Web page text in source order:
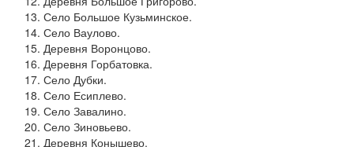
Село Большое Кузьминское.
Село Ваулово.
Деревня Воронцово.
Деревня Горбатовка.
Село Дубки.
Село Есиплево.
Село Завалино.
Село Зиновьево.
Деревня Конышево.